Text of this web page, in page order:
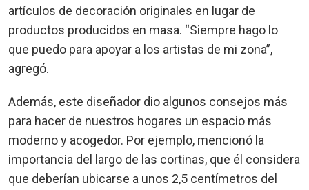
artículos de decoración originales en lugar de
productos producidos en masa. “Siempre hago lo
que puedo para apoyar a los artistas de mi zona”,
agregó.
Además, este diseñador dio algunos consejos más
para hacer de nuestros hogares un espacio más
moderno y acogedor. Por ejemplo, mencionó la
importancia del largo de las cortinas, que él considera
que deberían ubicarse a unos 2,5 centímetros del